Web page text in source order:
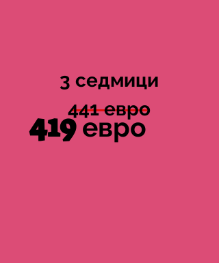
3 седмици
441 евро
419 евро